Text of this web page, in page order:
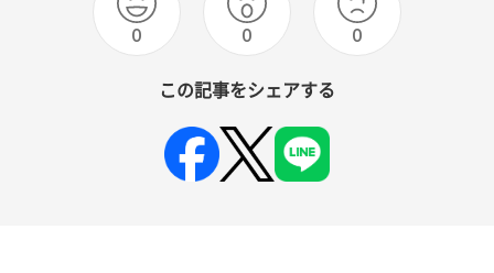
0 0 0
この記事をシェアする